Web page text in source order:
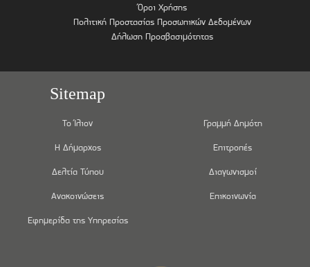
Όροι Χρήσης
Πολιτική Προστασίας Προσωπικών Δεδομένων
Δήλωση Προσβασιμότητας
Sitemap
Το Ίλιον
Η Δήμαρχος
Δελτία Τύπου
Ανακοινώσεις
Εφημερίδα της Υπηρεσίας
Γραμμή Δημότη
Επιτροπές
Διαγωνισμοί
Επικοινωνία